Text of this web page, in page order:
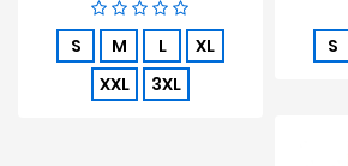
S M L
XL
XXL
3XL
S